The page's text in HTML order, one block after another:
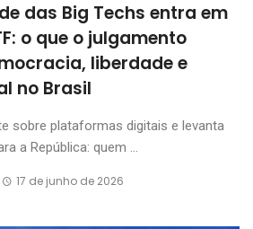
das Big Techs entra em
o que o julgamento
liberdade e
no Brasil
sobre plataformas digitais e levanta
a República: quem ...
17 de junho de 2026